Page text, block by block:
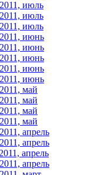
июль
июль
июль
июнь
июнь
июнь
июнь
июнь
май
май
май
май
апрель
апрель
апрель
апрель